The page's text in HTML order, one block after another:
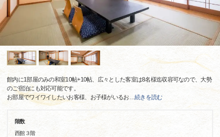
館内に1部屋のみの和室10帖+10帖、広々とした客室は8名様迄収容可なので、大勢
のご宿泊にも対応可能です。
お部屋でワイワイしたいお客様、お子様がいるお…続きを読む
階数
西館３階